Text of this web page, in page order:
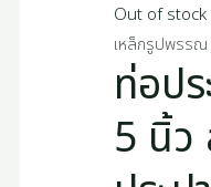
Out of stock
เหล็กรูปพรรณ
ท่อป
5 นิ้ว